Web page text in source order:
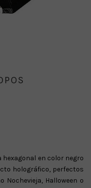
en color negro
holográfico, perfectos
Nochevieja, Halloween o